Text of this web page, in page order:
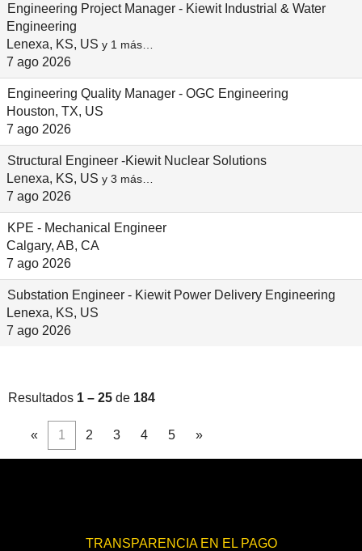
Engineering Project Manager - Kiewit Industrial & Water
Engineering
Lenexa, KS, US y 1 más…
7 ago 2026
Engineering Quality Manager - OGC Engineering
Houston, TX, US
7 ago 2026
Structural Engineer -Kiewit Nuclear Solutions
Lenexa, KS, US y 3 más…
7 ago 2026
KPE - Mechanical Engineer
Calgary, AB, CA
7 ago 2026
Substation Engineer - Kiewit Power Delivery Engineering
Lenexa, KS, US
7 ago 2026
Resultados 1 – 25 de 184
« 1 2 3 4 5 »
TRANSPARENCIA EN EL PAGO